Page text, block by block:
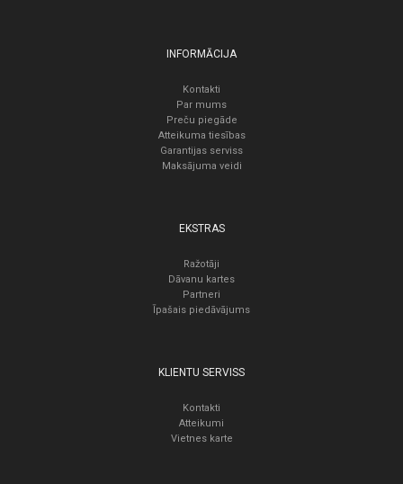
INFORMĀCIJA
Kontakti
Par mums
Preču piegāde
Atteikuma tiesības
Garantijas serviss
Maksājuma veidi
EKSTRAS
Ražotāji
Dāvanu kartes
Partneri
Īpašais piedāvājums
KLIENTU SERVISS
Kontakti
Atteikumi
Vietnes karte